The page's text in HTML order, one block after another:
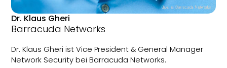
Dr. Klaus Gheri
Barracuda Networks
Dr. Klaus Gheri ist Vice President & General Manager
Network Security bei Barracuda Networks.